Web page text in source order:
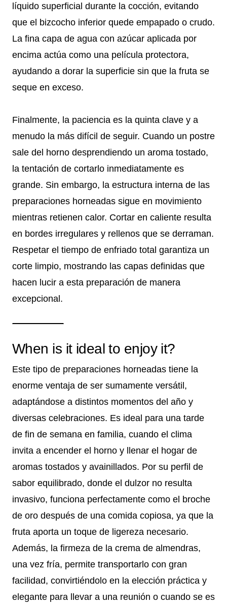
líquido superficial durante la cocción, evitando
que el bizcocho inferior quede empapado o crudo.
La fina capa de agua con azúcar aplicada por
encima actúa como una película protectora,
ayudando a dorar la superficie sin que la fruta se
seque en exceso.
Finalmente, la paciencia es la quinta clave y a
menudo la más difícil de seguir. Cuando un postre
sale del horno desprendiendo un aroma tostado,
la tentación de cortarlo inmediatamente es
grande. Sin embargo, la estructura interna de las
preparaciones horneadas sigue en movimiento
mientras retienen calor. Cortar en caliente resulta
en bordes irregulares y rellenos que se derraman.
Respetar el tiempo de enfriado total garantiza un
corte limpio, mostrando las capas definidas que
hacen lucir a esta preparación de manera
excepcional.
When is it ideal to enjoy it?
Este tipo de preparaciones horneadas tiene la
enorme ventaja de ser sumamente versátil,
adaptándose a distintos momentos del año y
diversas celebraciones. Es ideal para una tarde
de fin de semana en familia, cuando el clima
invita a encender el horno y llenar el hogar de
aromas tostados y avainillados. Por su perfil de
sabor equilibrado, donde el dulzor no resulta
invasivo, funciona perfectamente como el broche
de oro después de una comida copiosa, ya que la
fruta aporta un toque de ligereza necesario.
Además, la firmeza de la crema de almendras,
una vez fría, permite transportarlo con gran
facilidad, convirtiéndolo en la elección práctica y
elegante para llevar a una reunión o cuando se es